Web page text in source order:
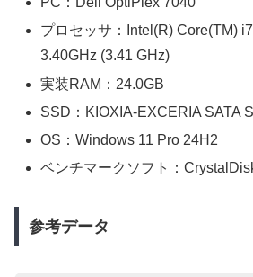
プロセッサ：Intel(R) Core(TM)
3.40GHz (3.41 GHz)
実装RAM：24.0GB
SSD：KIOXIA-EXCERIA SATA
OS：Windows 11 Pro 24H2
ベンチマークソフト：
参考データ